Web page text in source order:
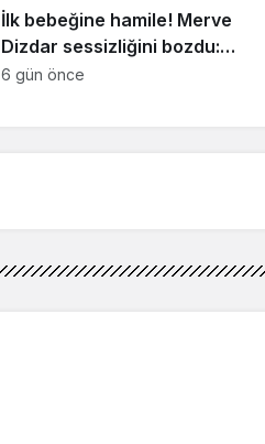
İlk bebeğine hamile! Merve
Dizdar sessizliğini bozdu:
‘İsim bulmak çok zor’
6 gün önce